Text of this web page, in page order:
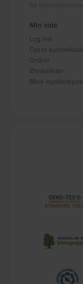
Min side
Log ind
Opret
Ordrer
Ønskelister
Mine